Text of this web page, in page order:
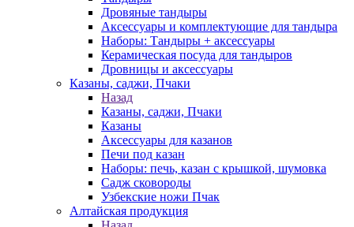
Дровяные тандыры
Аксессуары и комплектующие для тандыра
Наборы: Тандыры + аксессуары
Керамическая посуда для тандыров
Дровницы и аксессуары
Казаны, саджи, Пчаки
Назад
Казаны, саджи, Пчаки
Казаны
Аксессуары для казанов
Печи под казан
Наборы: печь, казан с крышкой, шумовка
Садж сковороды
Узбекские ножи Пчак
Алтайская продукция